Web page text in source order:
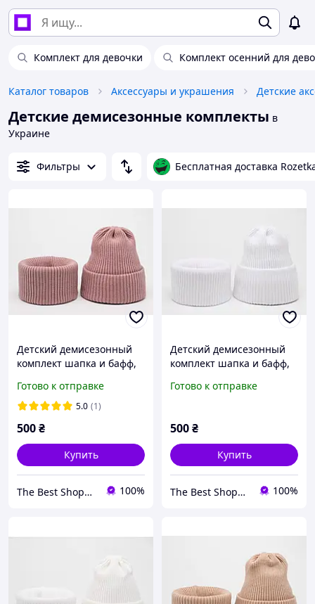
Комплект для девочки Комплект осенний для
Каталог товаров Аксессуары и украшения Детские
Детские демисезонные комплекты в
Украине
Фильтры Бесплатная доставка
Детский демисезонный
комплект шапка и бафф,
шапка и снуд, пудра
Готово к отправке
5.0 (1)
500₴
Купить
The Best Shopping 100%
Детский демисезонный
комплект шапка и бафф,
шапка и снуд, белый
Готово к отправке
500₴
Купить
The Best Shopping 100%